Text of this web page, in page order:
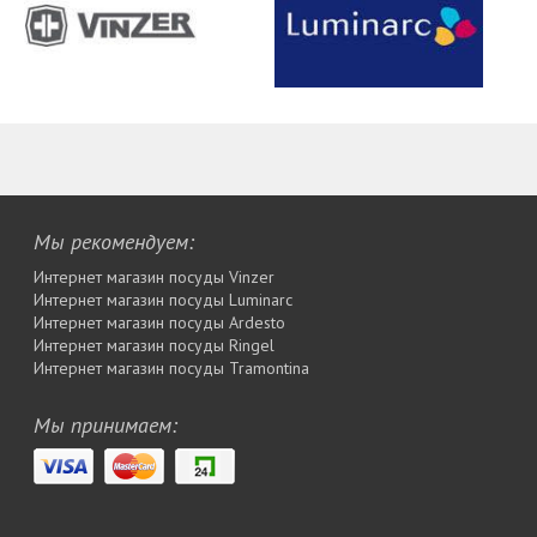
Мы рекомендуем:
Интернет магазин посуды Vinzer
Интернет магазин посуды Luminarc
Интернет магазин посуды Ardesto
Интернет магазин посуды Rіngel
Интернет магазин посуды Tramontina
Мы принимаем: